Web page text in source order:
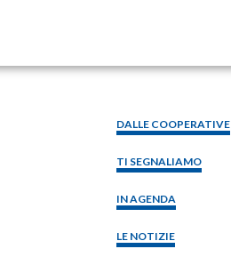
DALLE COOPERATIVE
TI SEGNALIAMO
IN AGENDA
LE NOTIZIE